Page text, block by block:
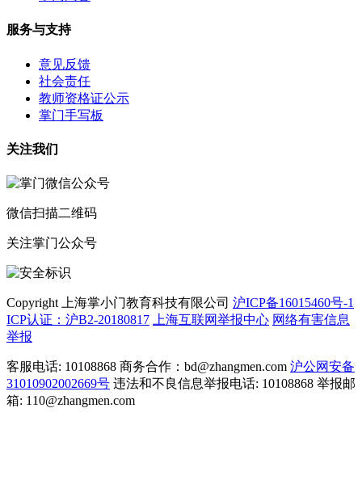
服务与支持
意见反馈
社会责任
教师资格证公示
掌门手写板
关注我们
微信扫描二维码
关注掌门公众号
Copyright 上海掌小门教育科技有限公司 沪ICP备16015460号-1
ICP认证：沪B2-20180817
上海互联网举报中心 网络有害信息
举报
客服电话: 10108868 商务合作：bd@zhangmen.com 沪公网安备
31010902002669号 违法和不良信息举报电话: 10108868 举报邮
箱: 110@zhangmen.com